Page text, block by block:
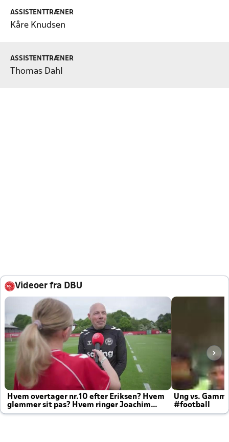
ASSISTENTTRÆNER
Kåre Knudsen
ASSISTENTTRÆNER
Thomas Dahl
Videoer fra DBU
Hvem overtager nr.10 efter Eriksen? Hvem
glemmer sit pas? Hvem ringer Joachim
altid til efter kampe?
Ung vs.
#football